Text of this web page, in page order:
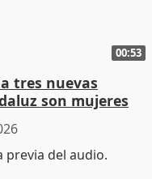
00:53
tres nuevas
son mujeres